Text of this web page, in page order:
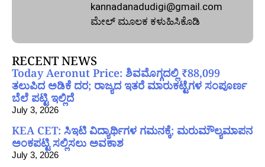
kannadanadudigi@gmail.com
ಮೇಲ್‌ ಮೂಲಕ ಕಳುಹಿಸಿಕೊಡಿ
RECENT NEWS
Today Aeronut Price: ಶಿವಮೊಗ್ಗದಲ್ಲಿ ₹88,099
ತಲುಪಿದ ಅಡಿಕೆ ದರ; ರಾಜ್ಯದ ಇತರೆ ಮಾರುಕಟ್ಟೆಗಳ ಸಂಪೂರ್ಣ
ಬೆಲೆ ಪಟ್ಟಿ ಇಲ್ಲಿದೆ
July 3, 2026
KEA CET: ಸಿಇಟಿ ವಿದ್ಯಾರ್ಥಿಗಳ ಗಮನಕ್ಕೆ; ಮರುಮೌಲ್ಯಮಾಪನ
ಅಂಕಪಟ್ಟಿ ಸಲ್ಲಿಸಲು ಅವಕಾಶ
July 3, 2026